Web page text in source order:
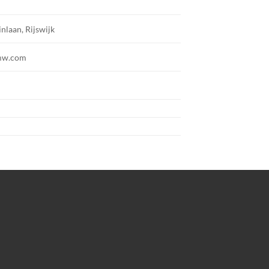
Rijswijk